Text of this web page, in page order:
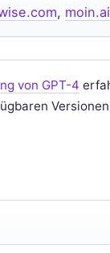
, moin.ai
von GPT-4